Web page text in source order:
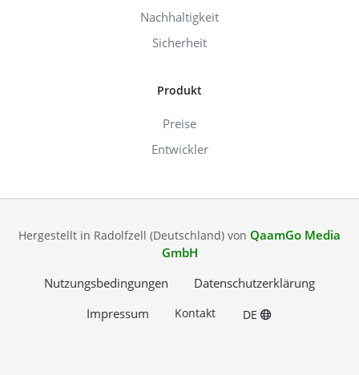
Nachhaltigkeit
Sicherheit
Produkt
Preise
Entwickler
Hergestellt in Radolfzell (Deutschland) von QaamGo Media
GmbH
Nutzungsbedingungen
Datenschutzerklärung
Impressum
Kontakt DE